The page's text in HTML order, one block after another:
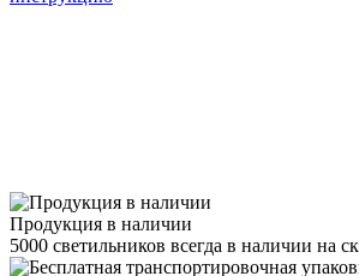
Продукция в наличии
5000 светильников всегда в наличии на